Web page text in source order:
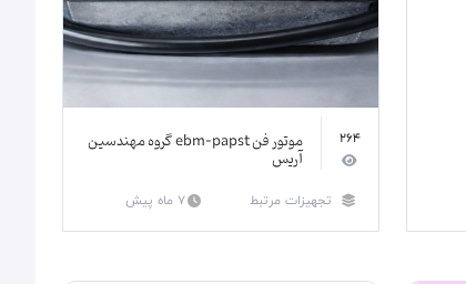
264 موتور فن ebm-papst گروه مهندسین
آریس
تجهیزات مرتبط 7 ماه پیش